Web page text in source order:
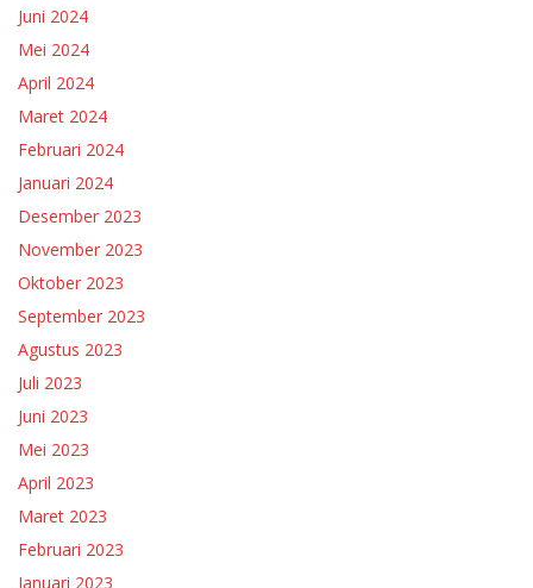
Juni 2024
Mei 2024
April 2024
Maret 2024
Februari 2024
Januari 2024
Desember 2023
November 2023
Oktober 2023
September 2023
Agustus 2023
Juli 2023
Juni 2023
Mei 2023
April 2023
Maret 2023
Februari 2023
Januari 2023